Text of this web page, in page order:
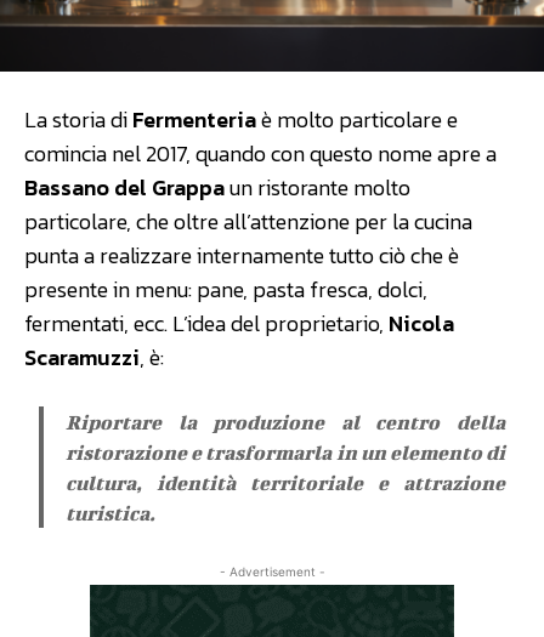
La storia diFermenteriaè molto particolare e
comincia nel 2017, quando con questo nome apre a
Bassano del Grappaun ristorante molto
particolare, che oltre all’attenzione per la cucina
punta a realizzare internamente tutto ciò che è
presente in menu: pane, pasta fresca, dolci,
fermentati, ecc. L’idea del proprietario, Nicola
Scaramuzzi, è:
Riportare la produzione al centro della
ristorazione e trasformarla in un elemento di
cultura, identità territoriale e attrazione
turistica.
- Advertisement -